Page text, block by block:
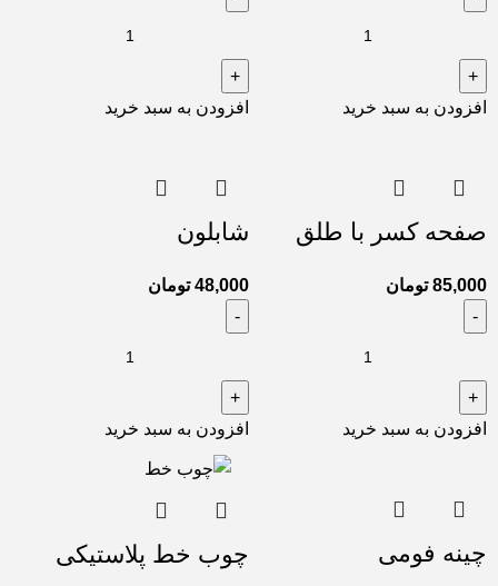
افزودن به سبد خرید افزودن به سبد خرید
صفحه کسر با طلق
85,000 تومان
افزودن به سبد خرید
شابلون
48,000 تومان
افزودن به سبد خرید
چینه فومی چوب خط پلاستیکی